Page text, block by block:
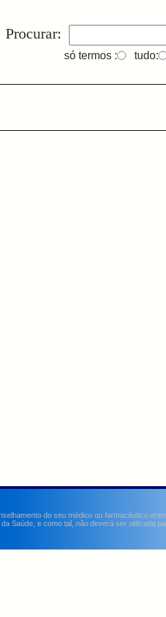
Procurar:
só termos : tudo:
do seu médico ou farmacêutico
Saúde, e como tal, não deverá ser utilizada